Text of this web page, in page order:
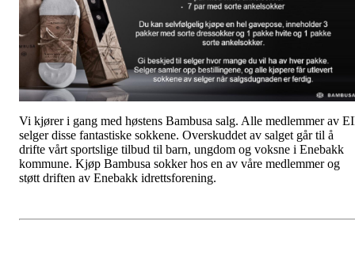
Vi kjører i gang med høstens Bambusa salg. Alle medlemmer av
selger disse fantastiske sokkene. Overskuddet av salget går til å
drifte vårt sportslige tilbud til barn, ungdom og voksne i Enebakk
kommune. Kjøp Bambusa sokker hos en av våre medlemmer og
støtt driften av Enebakk idrettsforening.